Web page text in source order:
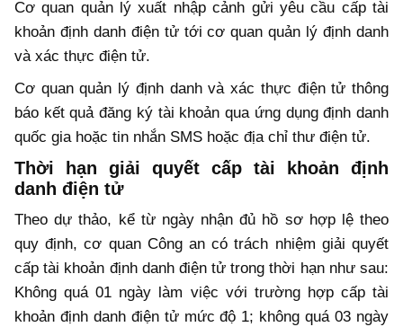
Cơ quan quản lý xuất nhập cảnh gửi yêu cầu cấp tài
khoản định danh điện tử tới cơ quan quản lý định danh
và xác thực điện tử.
Cơ quan quản lý định danh và xác thực điện tử thông
báo kết quả đăng ký tài khoản qua ứng dụng định danh
quốc gia hoặc tin nhắn SMS hoặc địa chỉ thư điện tử.
Thời hạn giải quyết cấp tài khoản định
danh điện tử
Theo dự thảo, kể từ ngày nhận đủ hồ sơ hợp lệ theo
quy định, cơ quan Công an có trách nhiệm giải quyết
cấp tài khoản định danh điện tử trong thời hạn như sau:
Không quá 01 ngày làm việc với trường hợp cấp tài
khoản định danh điện tử mức độ 1; không quá 03 ngày